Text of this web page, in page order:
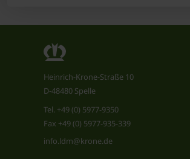
Heinrich-Krone-Straße 10
D-48480 Spelle
Tel. +49 (0) 5977-9350
Fax +49 (0) 5977-935-339
info.ldm@krone.de